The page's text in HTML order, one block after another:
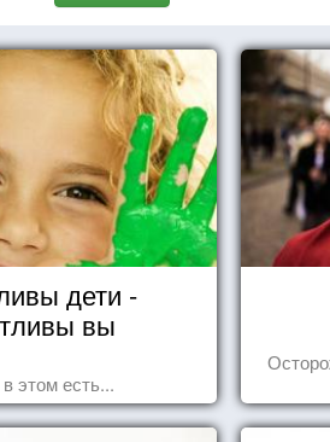
дети -
вы
этом есть...